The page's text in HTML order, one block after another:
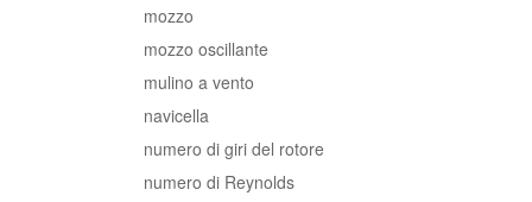
mozzo
mozzo oscillante
mulino a vento
navicella
numero di giri del rotore
numero di Reynolds